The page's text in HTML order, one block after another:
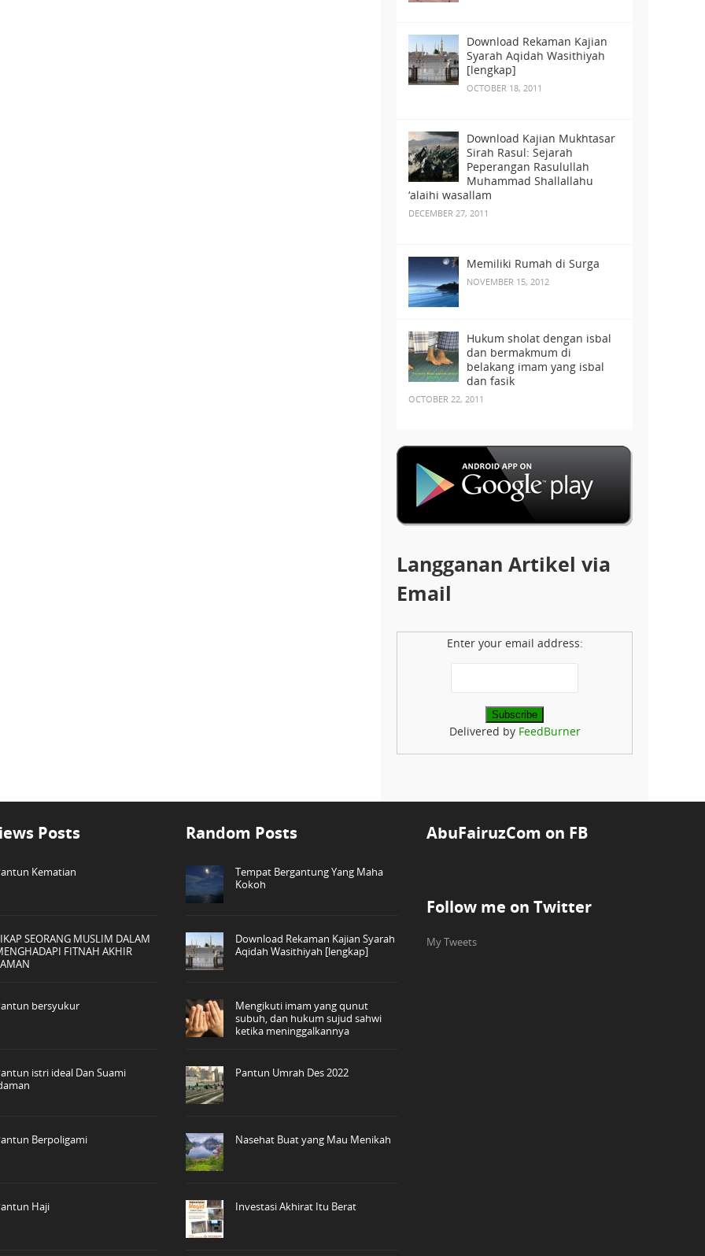
Download Rekaman Kajian
Syarah Aqidah Wasithiyah
[lengkap]
OCTOBER 18, 2011
Download Kajian Mukhtasar
Sirah Rasul: Sejarah
Peperangan Rasulullah
Muhammad Shallallahu
‘alaihi wasallam
DECEMBER 27, 2011
Memiliki Rumah di Surga
NOVEMBER 15, 2012
Hukum sholat dengan isbal
dan bermakmum di
belakang imam yang isbal
dan fasik
OCTOBER 22, 2011
Langganan Artikel via
Email
Enter your email address:
Delivered by FeedBurner
Posts
Kematian
SEORANG MUSLIM DALAM
FITNAH AKHIR
bersyukur
istri ideal Dan Suami
Berpoligami
Haji
Random Posts
Tempat Bergantung Yang Maha
Kokoh
Download Rekaman Kajian Syarah
Aqidah Wasithiyah [lengkap]
Mengikuti imam yang qunut
subuh, dan hukum sujud sahwi
ketika meninggalkannya
Pantun Umrah Des 2022
Nasehat Buat yang Mau Menikah
Investasi Akhirat Itu Berat
AbuFairuzCom on FB
Follow me on Twitter
My Tweets